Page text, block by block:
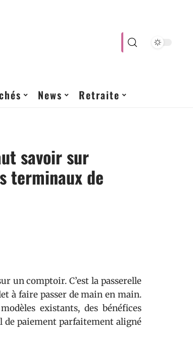
News Retraite
savoir sur
terminaux de
un comptoir. C’est la passerelle
à faire passer de main en main.
existants, des bénéfices
paiement parfaitement aligné